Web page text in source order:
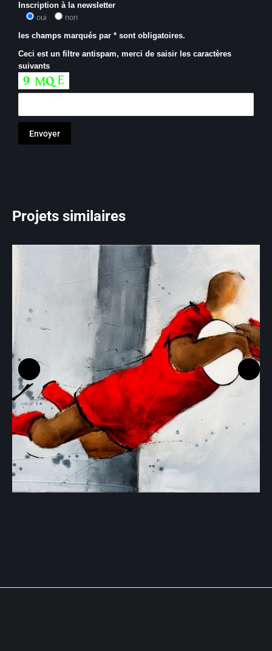
Inscription à la newsletter
oui
non
les champs marqués par * sont obligatoires.
Ceci est un filtre antispam, merci de saisir les caractères
suivants
Projets similaires